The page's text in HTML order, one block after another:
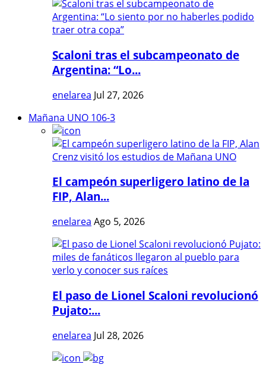
Scaloni tras el subcampeonato de
Argentina: “Lo...
enelarea Jul 27, 2026
Mañana UNO 106-3
El campeón superligero latino de la
FIP, Alan...
enelarea Ago 5, 2026
El paso de Lionel Scaloni revolucionó
Pujato:...
enelarea Jul 28, 2026